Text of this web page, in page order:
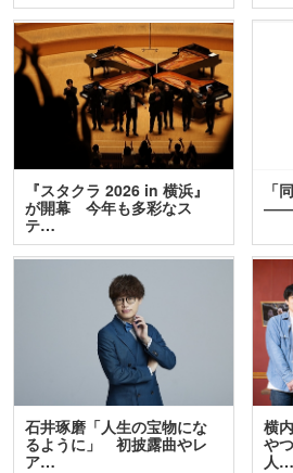
『スタクラ 2026 in 横浜』
が開幕 今年も多彩なス
テ…
「
石井琢磨「人生の宝物にな
るように」 初披露曲やレ
ア…
横
や
人…